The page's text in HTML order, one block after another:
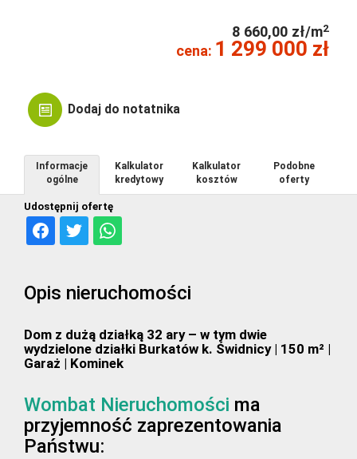
8 660,00 zł/m2
cena: 1 299 000 zł
Dodaj do notatnika
Udostępnij ofertę
Informacje
ogólne
Kalkulator
kredytowy
Kalkulator
kosztów
Podobne
oferty
Opis nieruchomości
Dom z dużą działką 32 ary – w tym dwie
wydzielone działki Burkatów k. Świdnicy | 150 m² |
Garaż | Kominek
Wombat Nieruchomości ma
przyjemność zaprezentowania
Państwu: